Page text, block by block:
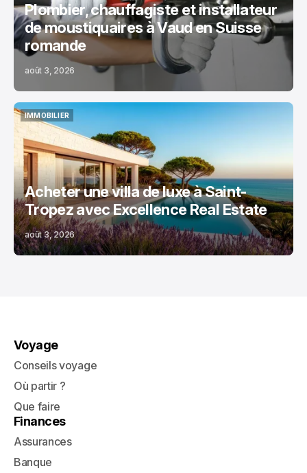
Plombier, chauffagiste et installateur
de moustiquaires à Vaud en Suisse
romande
août 3, 2026
IMMOBILIER
IMMOBILIER
Acheter une villa de luxe à Saint-
Tropez avec Excellence Real Estate
août 3, 2026
Voyage
Conseils voyage
Où partir ?
Que faire
Finances
Assurances
Banque